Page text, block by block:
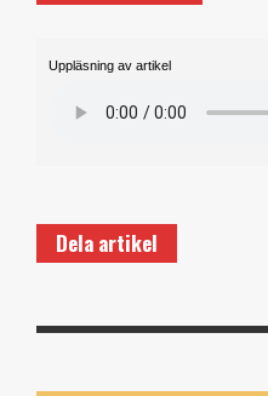
Uppläsning av artikel
Dela artikel